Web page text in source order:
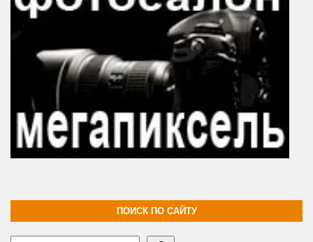
ПОИСК ПО САЙТУ